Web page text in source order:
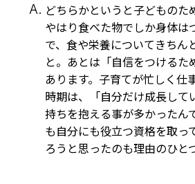
A. どちらかというと子どものた
やはり食べた物でしか身体は
で、食や栄養についてきちん
と。あとは「自信をつけるた
あります。子育てが忙しく仕
時期は、「自分だけ成長して
持ちを抱える事が多かったん
も自分にも役立つ資格を取っ
ろうと思ったのも理由のひと